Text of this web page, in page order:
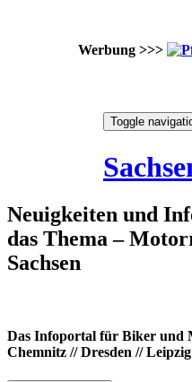
Werbung >>>
Toggle
Neuigkeiten und
das Thema –
Sachsen
Das Infoportal für Biker und
Chemnitz // Dresden //